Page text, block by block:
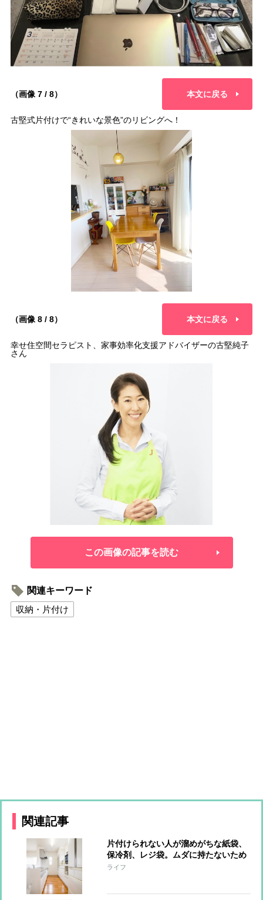
（画像 7 / 8） 本文に戻る
古堅式片付けで“きれいな景色”のリビングへ！
（画像 8 / 8） 本文に戻る
幸せ住空間セラピスト、家事効率化支援アドバイザーの古堅純子
さん
この画像の記事を読む
関連キーワード
収納・片付け
関連記事
片付けられない人が溜めがちな紙袋、
保冷剤、レジ袋。ムダに持たないため
の整理術
ライフ